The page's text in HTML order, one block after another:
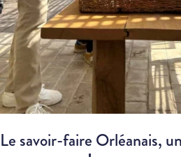
Le savoir-faire Orléanais,